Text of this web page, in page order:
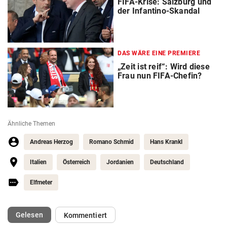
der Infantino-Skandal
DAS WÄRE EINE PREMIERE
„Zeit ist reif“: Wird diese
Frau nun FIFA-Chefin?
Ähnliche Themen
Andreas Herzog Romano Schmid Hans Krankl
Italien Österreich Jordanien Deutschland
Elfmeter
Gelesen(ausgewählt)Kommentiert